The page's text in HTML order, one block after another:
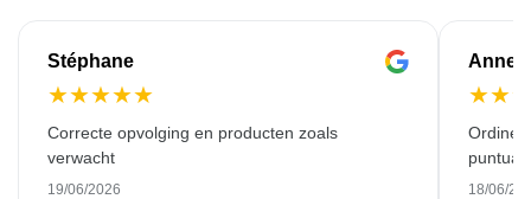
Stéphane
★★★★★
Correcte opvolging en producten zoals
verwacht
19/06/2026
Anne-
★★
Ordine
18/06/